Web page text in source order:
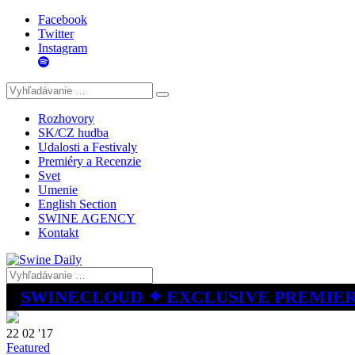
Facebook
Twitter
Instagram
Rozhovory
SK/CZ hudba
Udalosti a Festivaly
Premiéry a Recenzie
Svet
Umenie
English Section
SWINE AGENCY
Kontakt
SWINECLOUD ✦ EXCLUSIVE
22 02 '17
Featured